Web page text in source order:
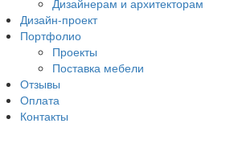
Дизайнерам и архитекторам
Дизайн-проект
Портфолио
Проекты
Поставка мебели
Отзывы
Оплата
Контакты